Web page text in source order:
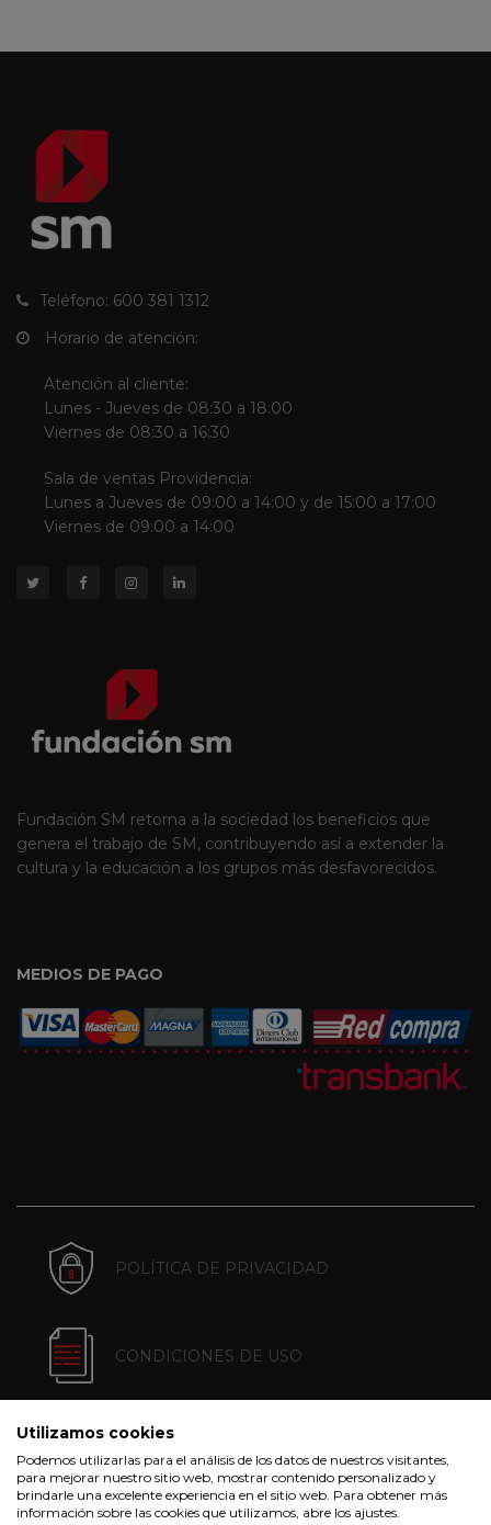
Teléfono: 600 381 1312
Horario de atención:
Atención al cliente:
Lunes - Jueves de 08:30 a 18:00
Viernes de 08:30 a 16:30
Sala de ventas Providencia:
Lunes a Jueves de 09:00 a 14:00 y de 15:00 a 17:00
Viernes de 09:00 a 14:00
Fundación SM retorna a la sociedad los beneficios que
genera el trabajo de SM, contribuyendo así a extender la
cultura y la educación a los grupos más desfavorecidos.
MEDIOS DE PAGO
POLÍTICA DE PRIVACIDAD
CONDICIONES DE USO
Utilizamos cookies
Podemos utilizarlas para el análisis de los datos de nuestros visitantes,
para mejorar nuestro sitio web, mostrar contenido personalizado y
brindarle una excelente experiencia en el sitio web. Para obtener más
información sobre las cookies que utilizamos, abre los ajustes.